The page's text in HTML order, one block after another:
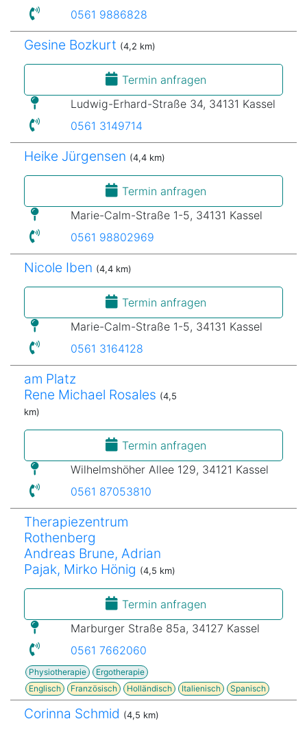
0561 9886828
Gesine Bozkurt (4,2 km)
Termin anfragen
Ludwig-Erhard-Straße 34, 34131 Kassel
0561 3149714
Heike Jürgensen (4,4 km)
Termin anfragen
Marie-Calm-Straße 1-5, 34131 Kassel
0561 98802969
Nicole Iben (4,4 km)
Termin anfragen
Marie-Calm-Straße 1-5, 34131 Kassel
0561 3164128
am Platz
Rene Michael Rosales (4,5
km)
Termin anfragen
Wilhelmshöher Allee 129, 34121 Kassel
0561 87053810
Therapiezentrum
Rothenberg
Andreas Brune, Adrian
Pajak, Mirko Hönig (4,5 km)
Termin anfragen
Marburger Straße 85a, 34127 Kassel
0561 7662060
Physiotherapie
Ergotherapie
Englisch
Französisch Holländisch Italienisch Spanisch
Corinna Schmid (4,5 km)